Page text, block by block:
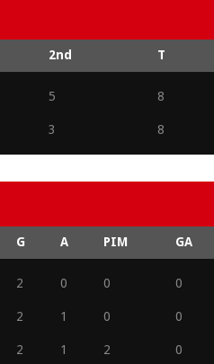
2nd T
5 8
3 8
G A PIM GA
2 0 0 0
2 1 0 0
2 1 2 0